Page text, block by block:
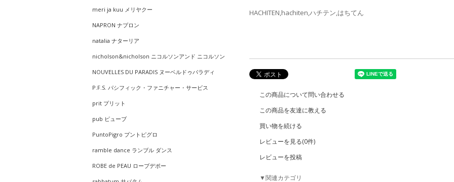
meri ja kuu メリヤクー
NAPRON ナプロン
natalia ナターリア
nicholson&nicholson ニコルソンアンド ニコルソン
NOUVELLES DU PARADIS ヌーベルドゥパラディ
P.F.S. パシフィック・ファニチャー・サービス
prit プリット
pub ピューブ
PuntoPigro プントピグロ
ramble dance ランブル ダンス
ROBE de PEAU ローブデポー
HACHITEN,hachiten,ハチテン,はちてん
この商品について問い合わせる
この商品を友達に教える
買い物を続ける
レビューを見る(0件)
レビューを投稿
▼関連カテゴリ